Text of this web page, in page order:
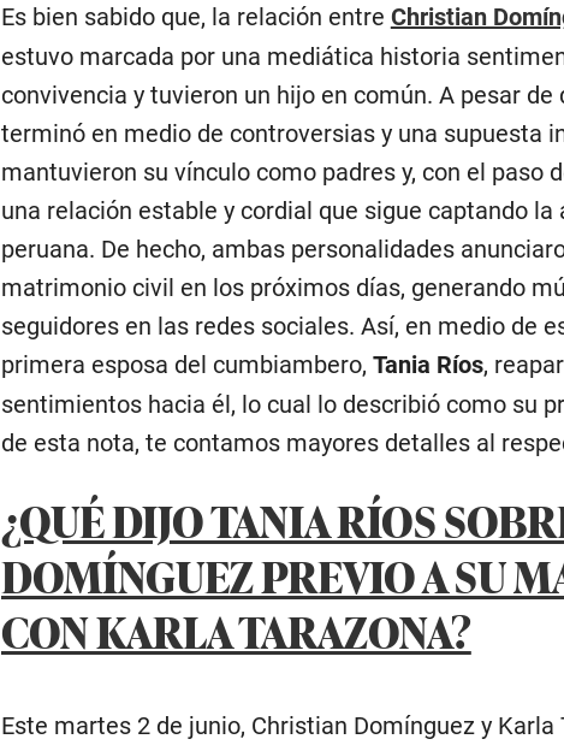
Es bien sabido que, la relación entre Christian
estuvo marcada por una mediática historia
convivencia y tuvieron un hijo en común. A pesar
terminó en medio de controversias y una supuesta
mantuvieron su vínculo como padres y, con el paso
una relación estable y cordial que sigue captando
peruana. De hecho, ambas personalidades
matrimonio civil en los próximos días, generando
seguidores en las redes sociales. Así, en medio de
primera esposa del cumbiambero, Tania Ríos,
sentimientos hacia él, lo cual lo describió como su
de esta nota, te contamos mayores detalles al
¿QUÉ DIJO TANIA RÍOS
DOMÍNGUEZ PREVIO A SU
CON KARLA TARAZONA?
Este martes 2 de junio, Christian Domínguez y